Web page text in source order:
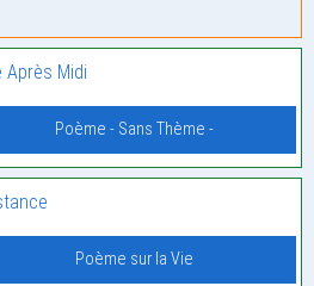
Après Midi
Poème - Sans Thème -
Poème sur la Vie